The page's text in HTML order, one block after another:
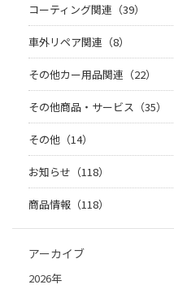
コーティング関連（39）
車外リペア関連（8）
その他カー用品関連（22）
その他商品・サービス（35）
その他（14）
お知らせ（118）
商品情報（118）
アーカイブ
2026年